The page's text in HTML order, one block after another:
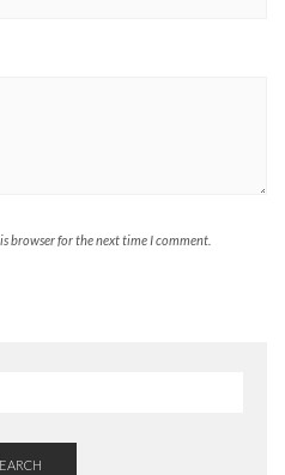
browser for the next time I comment.